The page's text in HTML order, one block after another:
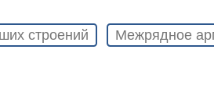
строений Межрядное